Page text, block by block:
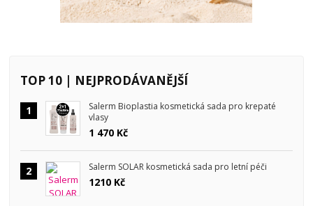
TOP 10 | NEJPRODÁVANĚJŠÍ
1
Salerm Bioplastia kosmetická sada pro krepaté
vlasy
1 470 Kč
2 Salerm SOLAR kosmetická sada pro letní péči
1210 Kč